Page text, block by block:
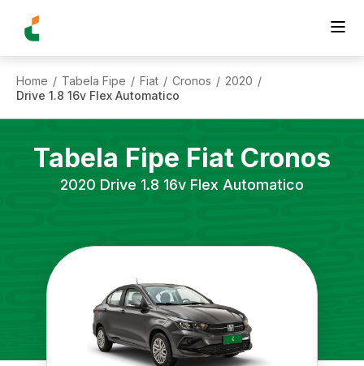
Home / Tabela Fipe / Fiat / Cronos / 2020 /
Drive 1.8 16v Flex Automatico
Tabela Fipe Fiat Cronos
2020 Drive 1.8 16v Flex Automatico